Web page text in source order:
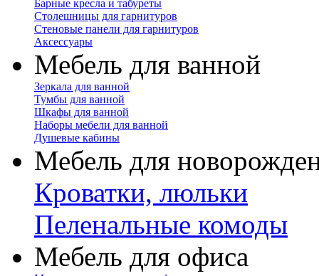
Барные кресла и табуреты
Столешницы для гарнитуров
Стеновые панели для гарнитуров
Аксессуары
Мебель для ванной
Зеркала для ванной
Тумбы для ванной
Шкафы для ванной
Наборы мебели для ванной
Душевые кабины
Мебель для
Кроватки, люльки
Пеленальные комоды
Мебель для офиса